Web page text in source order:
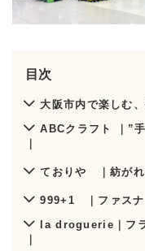
目次
大阪市内で楽しむ
ABCクラフト ｜”
ておりや ｜紡がれ
999+1 ｜ファスナ
la droguerie｜フ